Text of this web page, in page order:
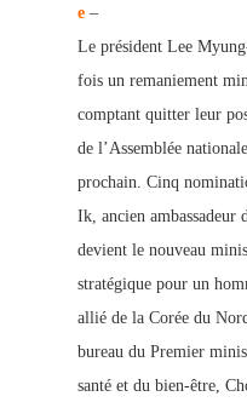
e –
Le président Lee
fois un remaniement
comptant quitter leur
de l’Assemblée
prochain. Cinq
Ik, ancien ambassadeur
devient le nouveau
stratégique pour un
allié de la Corée du
bureau du Premier
santé et du bien-être,